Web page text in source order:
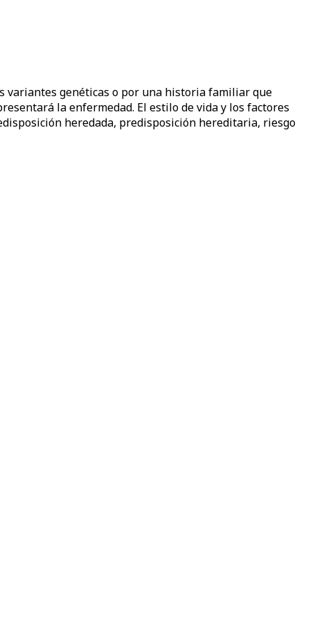
variantes genéticas o por una historia familiar que
la enfermedad. El estilo de vida y los factores
heredada, predisposición hereditaria, riesgo